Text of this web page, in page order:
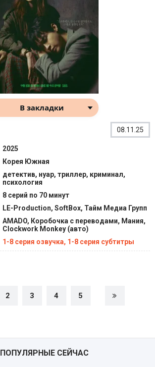
В закладки
08.11.25
2025
Корея Южная
детектив, нуар, триллер, криминал,
психология
8 серий по 70 минут
LE-Production, SoftBox, Тайм Медиа Групп
AMADO, Коробочка с переводами, Мания,
Clockwork Monkey (авто)
1-8 серия озвучка, 1-8 серия субтитры
2 3 4 5
ПОПУЛЯРНЫЕ СЕЙЧАС